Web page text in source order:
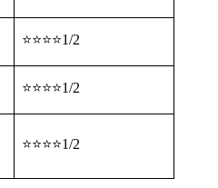
⭐⭐⭐⭐1/2
⭐⭐⭐⭐1/2
⭐⭐⭐⭐1/2